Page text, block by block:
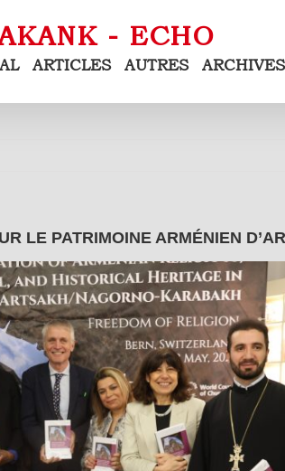
ARTICLES AUTRES ARCHIVES
LE PATRIMOINE ARMÉNIEN